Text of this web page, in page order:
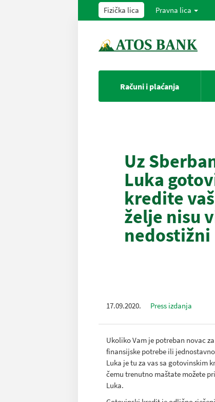
Fizička lica Pravna lica
Računi i plaćanja
Uz
Luka
kredite
želje nisu
nedostižni
17.09.2020. Press izdanja
Ukoliko Vam je potreban novac
finansijske potrebe ili
Luka je tu za vas sa gotovinskim
čemu trenutno maštate možete
Luka.